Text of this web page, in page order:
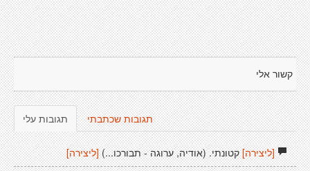
קשור אלי
תגובות עלי תגובות שכתבתי
[ליצירה]קטונתי. (אודיה, ערוגה - תבורכו...) [ליצירה]